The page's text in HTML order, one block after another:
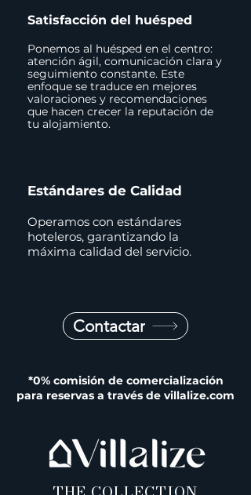
Satisfacción del huésped
Ponemos al huésped en el centro:
atención ágil, comunicación clara y
seguimiento constante. Este
enfoque se traduce en mejores
valoraciones y recomendaciones
que hacen crecer la reputación de
tu alojamiento.
Estándares de Calidad
Operamos con estándares
hoteleros, garantizando la
máxima calidad del servicio.
Contactar
*0% comisión de comercialización
para reservas a través de villalize.com